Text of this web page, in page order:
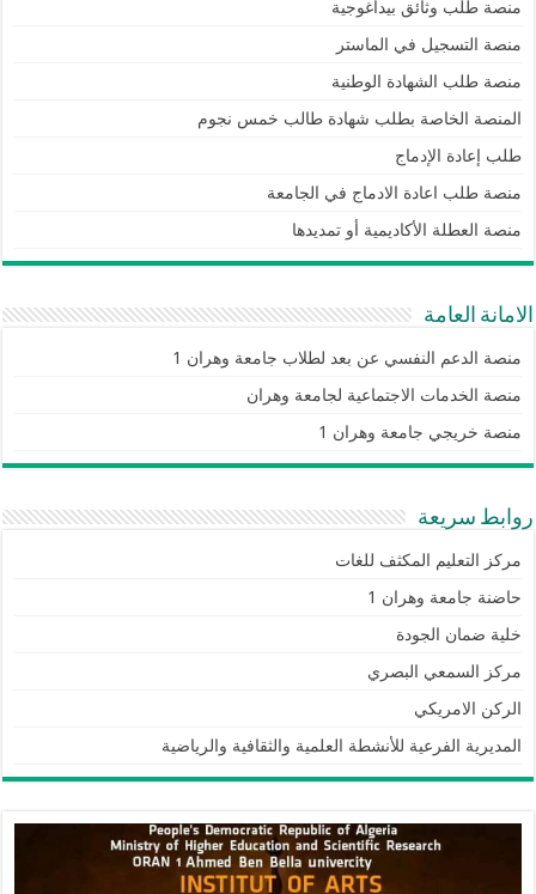
منصة طلب وثائق بيداغوجية
منصة التسجيل في الماستر
منصة طلب الشهادة الوطنية
المنصة الخاصة بطلب شهادة طالب خمس نجوم
طلب إعادة الإدماج
منصة طلب اعادة الادماج في الجامعة
منصة العطلة الأكاديمية أو تمديدها
الامانة العامة
منصة الدعم النفسي عن بعد لطلاب جامعة وهران 1
منصة الخدمات الاجتماعية لجامعة وهران
منصة خريجي جامعة وهران 1
روابط سريعة
مركز التعليم المكثف للغات
حاضنة جامعة وهران 1
خلية ضمان الجودة
مركز السمعي البصري
الركن الامريكي
المديرية الفرعية للأنشطة العلمية والثقافية والرياضية